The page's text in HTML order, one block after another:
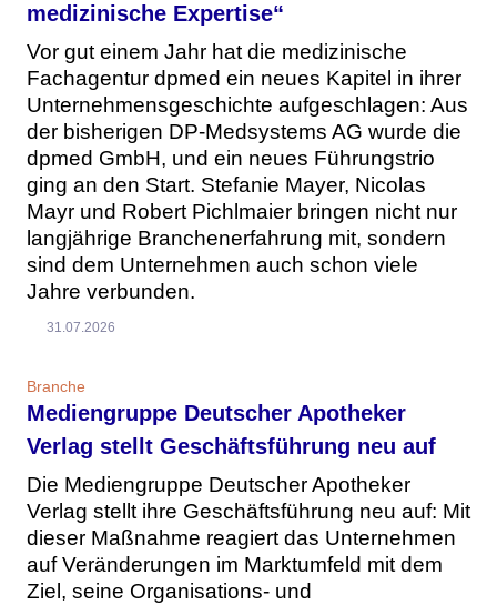
medizinische Expertise“
Vor gut einem Jahr hat die medizinische
Fachagentur dpmed ein neues Kapitel in ihrer
Unternehmensgeschichte aufgeschlagen: Aus
der bisherigen DP-Medsystems AG wurde die
dpmed GmbH, und ein neues Führungstrio
ging an den Start. Stefanie Mayer, Nicolas
Mayr und Robert Pichlmaier bringen nicht nur
langjährige Branchenerfahrung mit, sondern
sind dem Unternehmen auch schon viele
Jahre verbunden.
31.07.2026
Branche
Mediengruppe Deutscher Apotheker
Verlag stellt Geschäftsführung neu auf
Die Mediengruppe Deutscher Apotheker
Verlag stellt ihre Geschäftsführung neu auf: Mit
dieser Maßnahme reagiert das Unternehmen
auf Veränderungen im Marktumfeld mit dem
Ziel, seine Organisations- und